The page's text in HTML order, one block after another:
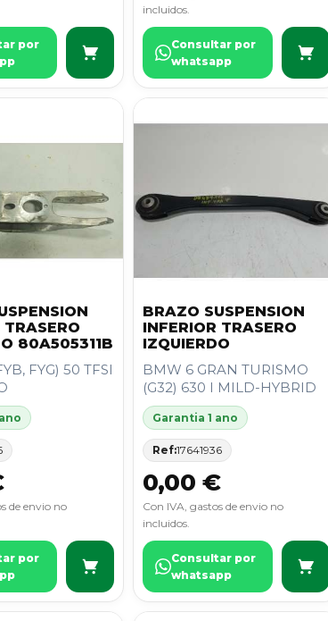
por
incluidos.
Consultar por
whatsapp
TRASERO
80A505311B
FYG) 50 TFSI
de envio no
por
BRAZO SUSPENSION
INFERIOR TRASERO
IZQUIERDO
BMW 6 GRAN TURISMO
(G32) 630 I MILD-HYBRID
Garantia 1 ano
Ref:17641936
0,00 €
Con IVA, gastos de envio no
incluidos.
Consultar por
whatsapp